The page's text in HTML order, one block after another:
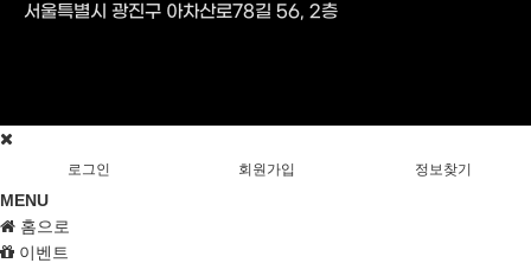
서울특별시 광진구 아차산로78길 56, 2층
로그인 회원가입 정보찾기
MENU
홈으로
이벤트